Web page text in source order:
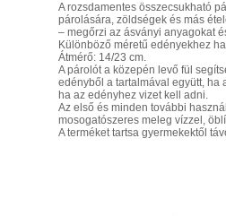
A rozsdamentes összecsukható
párolására, zöldségek és más
– megőrzi az ásványi anyagokat
Különböző méretű edényekhez
Átmérő: 14/23 cm.
A párolót a közepén levő fül
edényből a tartalmával együtt, ha
ha az edényhez vizet kell adni.
Az első és minden további
mosogatószeres meleg vízzel,
A terméket tartsa gyermekektől